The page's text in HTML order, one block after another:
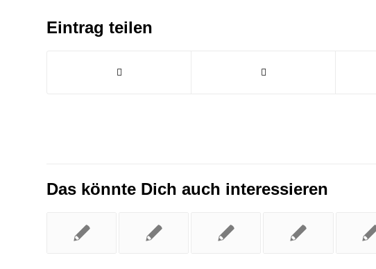
Eintrag teilen
Das könnte Dich auch interessieren